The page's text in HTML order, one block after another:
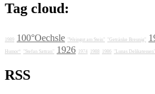
Tag cloud:
1989 100°Oechsle "Weingut am Stein" "Getränke Breunig"
Humor“ "Stefan Sattran" 1926 1974 1988 1986 "Lunas Delikatessen"
RSS